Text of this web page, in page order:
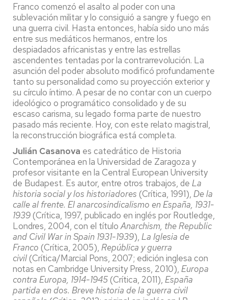
Franco comenzó el asalto al poder con una
sublevación militar y lo consiguió a sangre y fuego en
una guerra civil. Hasta entonces, había sido uno más
entre sus mediáticos hermanos, entre los
despiadados africanistas y entre las estrellas
ascendentes tentadas por la contrarrevolución. La
asunción del poder absoluto modificó profundamente
tanto su personalidad como su proyección exterior y
su círculo íntimo. A pesar de no contar con un cuerpo
ideológico o programático consolidado y de su
escaso carisma, su legado forma parte de nuestro
pasado más reciente. Hoy, con este relato magistral,
la reconstrucción biográfica está completa.
Julián Casanova es catedrático de Historia
Contemporánea en la Universidad de Zaragoza y
profesor visitante en la Central European University
de Budapest. Es autor, entre otros trabajos, de La
historia social y los historiadores (Crítica, 1991), De la
calle al frente. El anarcosindicalismo en España, 1931-
1939(Crítica, 1997, publicado en inglés por Routledge,
Londres, 2004, con el títuloAnarchism, the Republic
and Civil War in Spain 1931-1939), La Iglesia de
Franco (Crítica, 2005), República y guerra
civil(Crítica/Marcial Pons, 2007; edición inglesa con
notas en Cambridge University Press, 2010), Europa
contra Europa, 1914-1945(Crítica, 2011), España
partida en dos. Breve historia de la guerra civil